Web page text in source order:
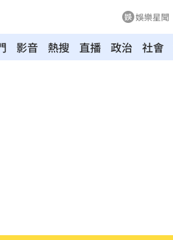
娛樂星聞
影音 熱搜 直播 政治 社會